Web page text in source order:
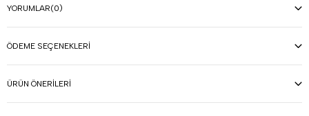
YORUMLAR(0)
ÖDEME SEÇENEKLERI
ÜRÜN ÖNERILERI